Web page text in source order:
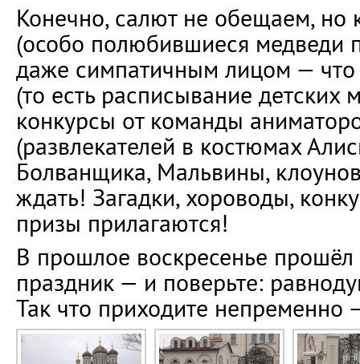
Конечно, салют не обещаем, но
(особо полюбившиеся медведи
даже симпатичным лицом — что
(то есть расписывание детских
конкурсы от команды
(развлекателей в костюмах
Болванщика, Мальвины,
ждать! Загадки, хороводы,
призы прилагаются!
В прошлое воскресенье
праздник — и поверьте:
Так что приходите непременно